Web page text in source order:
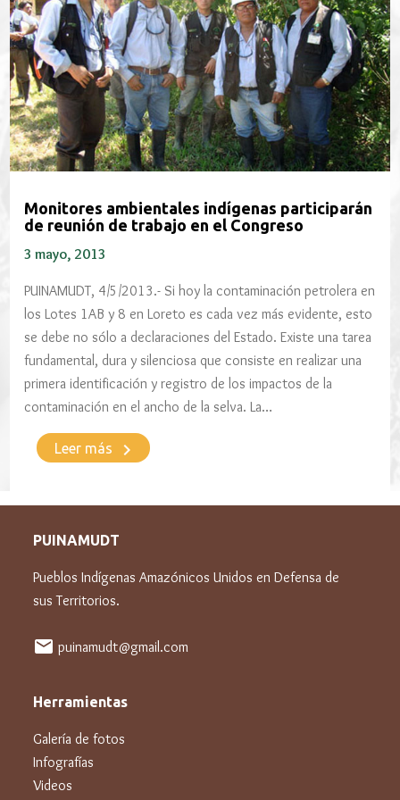
Monitores ambientales indígenas participarán
de reunión de trabajo en el Congreso
3 mayo, 2013
PUINAMUDT, 4/5/2013.- Si hoy la contaminación petrolera en
los Lotes 1AB y 8 en Loreto es cada vez más evidente, esto
se debe no sólo a declaraciones del Estado. Existe una tarea
fundamental, dura y silenciosa que consiste en realizar una
primera identificación y registro de los impactos de la
contaminación en el ancho de la selva. La…
Leer más keyboard_arrow_right
PUINAMUDT
Pueblos Indígenas Amazónicos Unidos en Defensa de
sus Territorios.
mail puinamudt@gmail.com
Herramientas
Galería de fotos
Infografías
Videos